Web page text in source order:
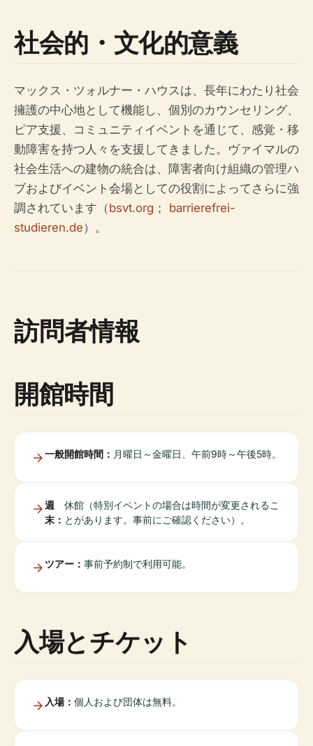
社会的・文化的意義
マックス・ツォルナー・ハウスは、長年にわたり社会
擁護の中心地として機能し、個別のカウンセリング、
ピア支援、コミュニティイベントを通じて、感覚・移
動障害を持つ人々を支援してきました。ヴァイマルの
社会生活への建物の統合は、障害者向け組織の管理ハ
ブおよびイベント会場としての役割によってさらに強
調されています（bsvt.org ； barrierefrei-
studieren.de）。
訪問者情報
開館時間
一般開館時間： 月曜日～金曜日、午前9時～午後5時。
週
末：
休館（特別イベントの場合は時間が変更されるこ
とがあります。事前にご確認ください）。
ツアー： 事前予約制で利用可能。
入場とチケット
入場： 個人および団体は無料。